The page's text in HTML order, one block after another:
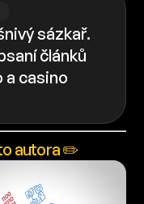
sázkař.
článků
a casino
autora ✏️